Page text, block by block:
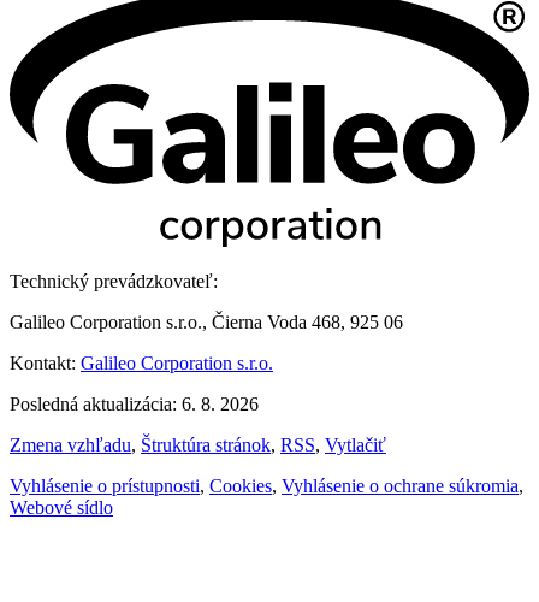
Technický prevádzkovateľ:
Galileo Corporation s.r.o., Čierna Voda 468, 925 06
Kontakt: Galileo Corporation s.r.o.
Posledná aktualizácia: 6. 8. 2026
Zmena vzhľadu, Štruktúra stránok, RSS, Vytlačiť
Vyhlásenie o prístupnosti, Cookies, Vyhlásenie o ochrane súkromia,
Webové sídlo